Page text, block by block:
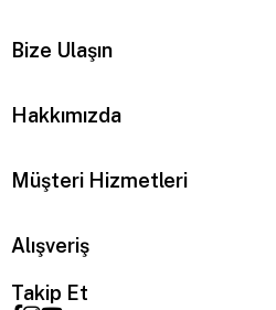
Bize Ulaşın
Hakkımızda
Müşteri Hizmetleri
Alışveriş
Takip Et